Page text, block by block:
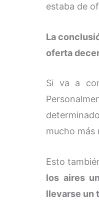
estaba de
La
oferta
Si va a
mucho más
Esto
los aires
llevarse un